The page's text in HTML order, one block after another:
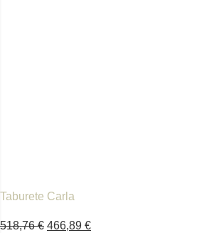
Taburete Carla
518,76€ 466,89 €